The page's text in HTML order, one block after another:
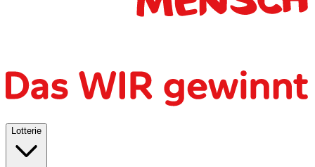
Lotterie